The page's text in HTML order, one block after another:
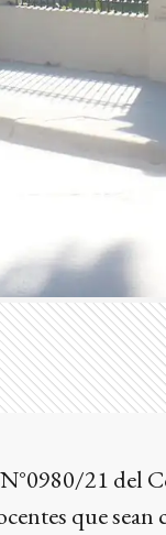
21 del
que